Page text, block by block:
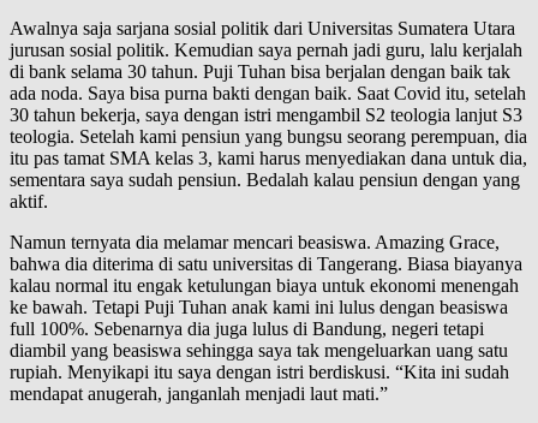
Awalnya saja sarjana sosial politik dari Universitas Sumatera Utara
jurusan sosial politik. Kemudian saya pernah jadi guru, lalu kerjalah
di bank selama 30 tahun. Puji Tuhan bisa berjalan dengan baik tak
ada noda. Saya bisa purna bakti dengan baik. Saat Covid itu, setelah
30 tahun bekerja, saya dengan istri mengambil S2 teologia lanjut S3
teologia. Setelah kami pensiun yang bungsu seorang perempuan, dia
itu pas tamat SMA kelas 3, kami harus menyediakan dana untuk dia,
sementara saya sudah pensiun. Bedalah kalau pensiun dengan yang
aktif.
Namun ternyata dia melamar mencari beasiswa. Amazing Grace,
bahwa dia diterima di satu universitas di Tangerang. Biasa biayanya
kalau normal itu engak ketulungan biaya untuk ekonomi menengah
ke bawah. Tetapi Puji Tuhan anak kami ini lulus dengan beasiswa
full 100%. Sebenarnya dia juga lulus di Bandung, negeri tetapi
diambil yang beasiswa sehingga saya tak mengeluarkan uang satu
rupiah. Menyikapi itu saya dengan istri berdiskusi. “Kita ini sudah
mendapat anugerah, janganlah menjadi laut mati.”